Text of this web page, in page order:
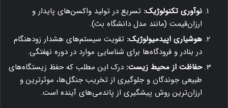
نوآوری تکنولوژیک: تسریع در تولید واکسن‌های پایدار و
ارزان‌قیمت (مانند مدل دانشگاه بث).
هوشیاری اپیدمیولوژیک: تقویت سیستم‌های هشدار زودهنگام
در بنادر و فرودگاه‌ها برای شناسایی موارد در دوره نهفتگی.
حفاظت از محیط زیست: درک این مطلب که حفظ زیستگاه‌های
طبیعی جوندگان و جلوگیری از تخریب جنگل‌ها، موثرترین و
ارزان‌ترین روش پیشگیری از پاندمی‌های آینده است.